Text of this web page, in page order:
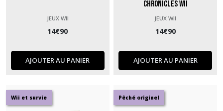
JEUX WII
14€90
AJOUTER AU PANIER
Chronicles Wii
JEUX WII
14€90
AJOUTER AU PANIER
Wii et survie Pêché originel